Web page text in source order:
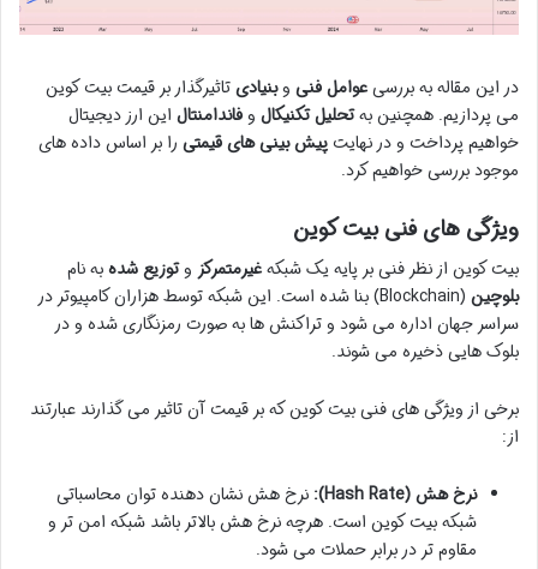
در این مقاله به بررسیعوامل فنی وبنیادیتاثیرگذار بر قیمت بیت کوین
می پردازیم. همچنین بهتحلیل تکنیکال وفاندامنتال این ارز دیجیتال
خواهیم پرداخت و در نهایتپیش بینی های قیمتی را بر اساس داده های
موجود بررسی خواهیم کرد.
ویژگی های فنی بیت کوین
بیت کوین از نظر فنی بر پایه یک شبکهغیرمتمرکز وتوزیع شدهبه نام
بلوچین
(Blockchain) بنا شده است. این شبکه توسط هزاران کامپیوتر در
سراسر جهان اداره می شود و تراکنش ها به صورت رمزنگاری شده و در
بلوک هایی ذخیره می شوند.
برخی از ویژگی های فنی بیت کوین که بر قیمت آن تاثیر می گذارند عبارتند
از:
نرخ هش (Hash Rate):
نرخ هش نشان دهنده توان محاسباتی
شبکه بیت کوین است. هرچه نرخ هش بالاتر باشد شبکه امن تر و
مقاوم تر در برابر حملات می شود.